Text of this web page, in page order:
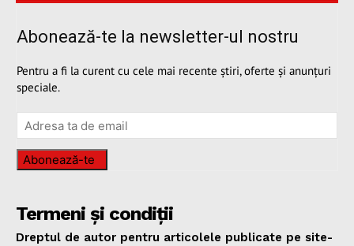
Abonează-te la newsletter-ul nostru
Pentru a fi la curent cu cele mai recente știri, oferte și anunțuri
speciale.
Abonează-te
Termeni și condiții
Dreptul de autor pentru articolele publicate pe site-